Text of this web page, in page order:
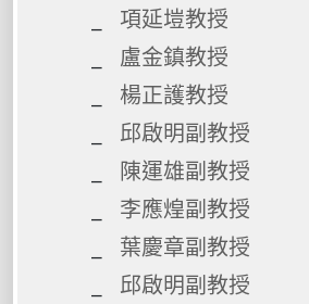
項延塏教授
盧金鎮教授
楊正護教授
邱啟明副教授
陳運雄副教授
李應煌副教授
葉慶章副教授
邱啟明副教授